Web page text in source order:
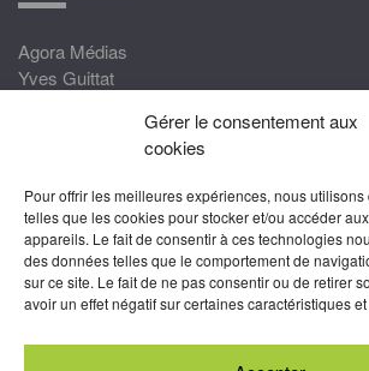
Gérer le consentement aux
cookies
Pour offrir les meilleures expériences, nous
telles que les cookies pour stocker et/ou accéder
appareils. Le fait de consentir à ces technologies
des données telles que le comportement de
sur ce site. Le fait de ne pas consentir ou de retirer
avoir un effet négatif sur certaines caractéristiques
Agora Médias
Yves Guittat
Devenez correspondant
Rejoignez nos experts
Devenez Partenaire
Nous suivre